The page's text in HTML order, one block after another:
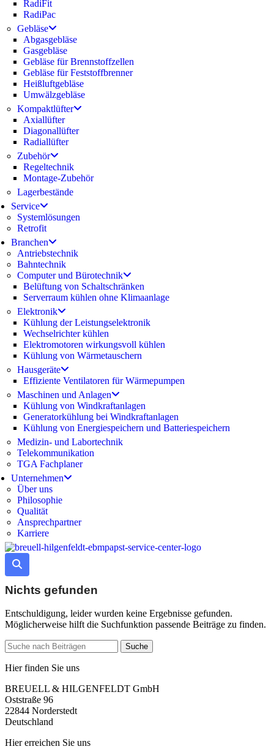
RadiFit
RadiPac
Gebläse
Abgasgebläse
Gasgebläse
Gebläse für Brennstoffzellen
Gebläse für Feststoffbrenner
Heißluftgebläse
Umwälzgebläse
Kompaktlüfter
Axiallüfter
Diagonallüfter
Radiallüfter
Zubehör
Regeltechnik
Montage-Zubehör
Lagerbestände
Service
Systemlösungen
Retrofit
Branchen
Antriebstechnik
Bahntechnik
Computer und Bürotechnik
Belüftung von Schaltschränken
Serverraum kühlen ohne Klimaanlage
Elektronik
Kühlung der Leistungselektronik
Wechselrichter kühlen
Elektromotoren wirkungsvoll kühlen
Kühlung von Wärmetauschern
Hausgeräte
Effiziente Ventilatoren für Wärmepumpen
Maschinen und Anlagen
Kühlung von Windkraftanlagen
Generatorkühlung bei Windkraftanlagen
Kühlung von Energiespeichern und Batteriespeichern
Medizin- und Labortechnik
Telekommunikation
TGA Fachplaner
Unternehmen
Über uns
Philosophie
Qualität
Ansprechpartner
Karriere
Nichts gefunden
Entschuldigung, leider wurden keine Ergebnisse gefunden.
Möglicherweise hilft die Suchfunktion passende Beiträge zu finden.
Suche
Hier finden Sie uns
BREUELL & HILGENFELDT GmbH
Oststraße 96
22844 Norderstedt
Deutschland
Hier erreichen Sie uns